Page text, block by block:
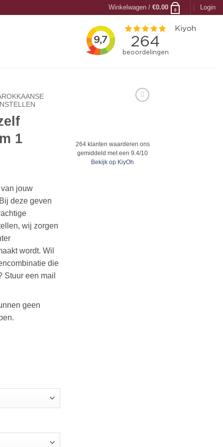
Winkelwagen / €0.00 0 Login
1
jouw
deze geven
wij zorgen
wordt. Wil
die
Stuur een mail
geen
264klanten waarderen ons
gemiddeld met een 9.4/10
Bekijk op KiyOh